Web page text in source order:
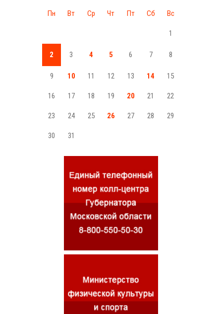
Пн Вт Ср Чт Пт Сб Вс
1
2 3 4 5 6 7 8
9 10 11 12 13 14 15
16 17 18 19 20 21 22
23 24 25 26 27 28 29
30 31